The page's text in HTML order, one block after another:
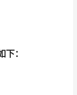
：